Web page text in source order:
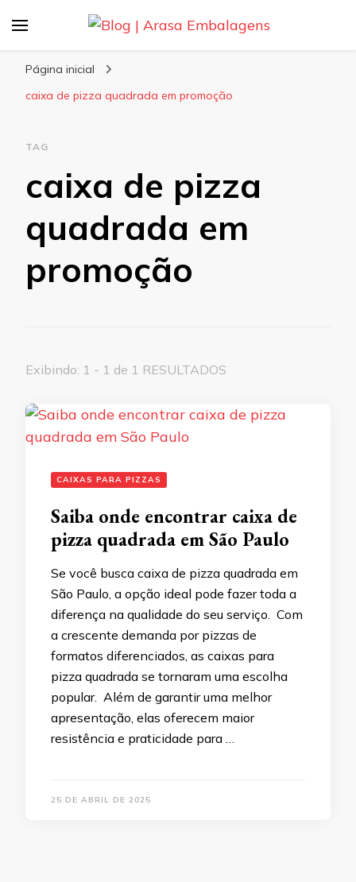
pizzas, doces e salgados. Tudo para seu
comércio com a qualidade Arasa. Leia nossos
Página inicial
caixa de pizza quadrada em promoção
TAG
caixa de pizza
quadrada em
promoção
Exibindo: 1 - 1 de 1 RESULTADOS
CAIXAS PARA PIZZAS
Saiba onde encontrar caixa de
pizza quadrada em São Paulo
Se você busca caixa de pizza quadrada em
São Paulo, a opção ideal pode fazer toda a
diferença na qualidade do seu serviço. Com
a crescente demanda por pizzas de
formatos diferenciados, as caixas para
pizza quadrada se tornaram uma escolha
popular. Além de garantir uma melhor
apresentação, elas oferecem maior
resistência e praticidade para …
25 DE ABRIL DE 2025